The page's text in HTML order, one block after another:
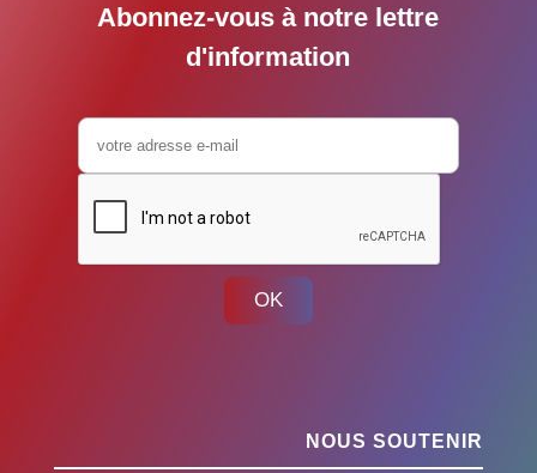
Abonnez-vous à notre lettre
d'information
OK
NOUS SOUTENIR